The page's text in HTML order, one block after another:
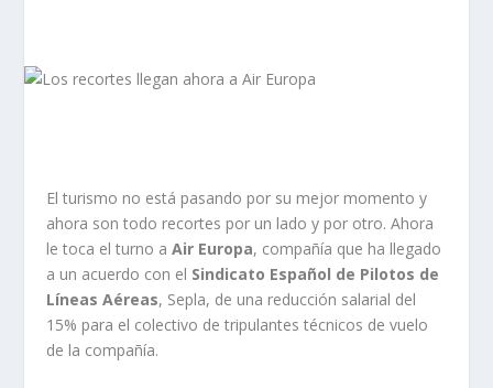
El turismo no está pasando por su mejor momento y
ahora son todo recortes por un lado y por otro. Ahora
le toca el turno aAir Europa, compañía que ha llegado
a un acuerdo con el Sindicato Español de Pilotos de
Líneas Aéreas, Sepla, de una reducción salarial del
15% para el colectivo de tripulantes técnicos de vuelo
de la compañía.